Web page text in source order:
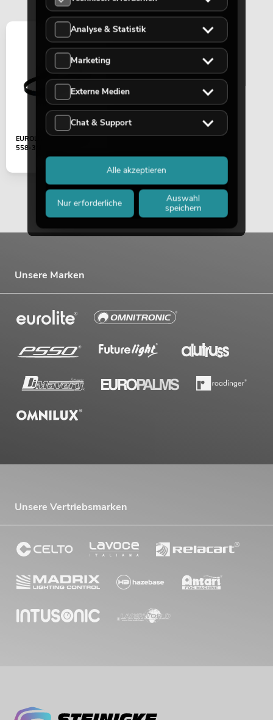
EUROLITE Zahnriemen
558-3M-9 (Tilt)
Unsere Marken
Unsere Vertriebsmarken
Analyse & Statistik
Marketing
Externe Medien
Chat & Support
Nur erforderliche
Auswahl
speichern
Alle akzeptieren